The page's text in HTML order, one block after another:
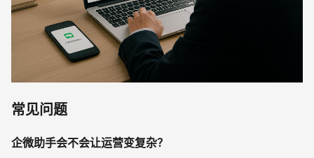
常见问题
企微助手会不会让运营变复杂？